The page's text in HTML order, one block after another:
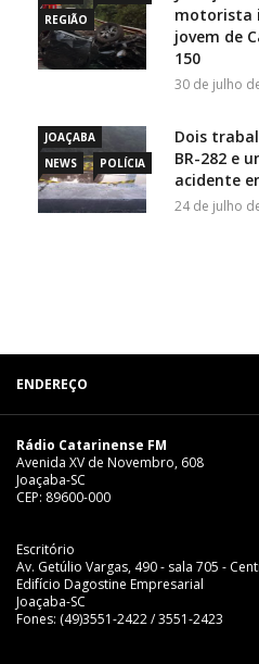
REGIÃO
motorista
jovem de
150
30 de julho
JOAÇABA
NEWS
POLÍCIA
Dois
BR-282 e
acidente
24 de julho
ENDEREÇO
Rádio Catarinense FM
Avenida XV de Novembro, 608
Joaçaba-SC
CEP: 89600-000
Escritório
Av. Getúlio Vargas, 490 - sala 705 -
Edifício Dagostine Empresarial
Joaçaba-SC
Fones: (49)3551-2422 / 3551-2423